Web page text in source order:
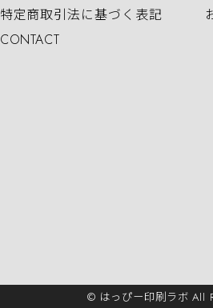
特定商取引法に基づく表記
CONTACT
© はっぴー印刷ラボ All